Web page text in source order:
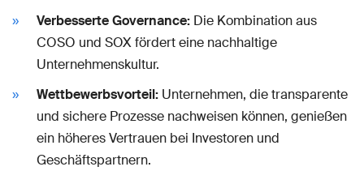
Verbesserte Governance: Die Kombination aus
COSO und SOX fördert eine nachhaltige
Unternehmenskultur.
Wettbewerbsvorteil: Unternehmen, die transparente
und sichere Prozesse nachweisen können, genießen
ein höheres Vertrauen bei Investoren und
Geschäftspartnern.